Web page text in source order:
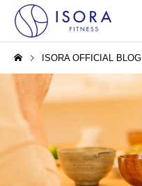
ISORA OFFICIAL BLOG